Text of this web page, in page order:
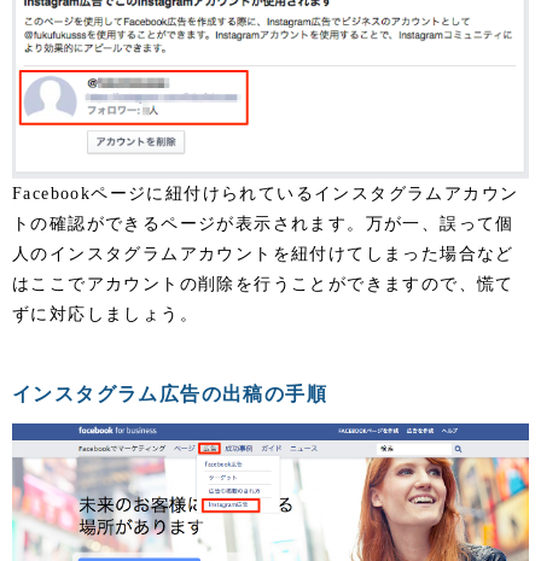
Facebookページに紐付けられているインスタグラムアカウン
トの確認ができるページが表示されます。万が一、誤って個
人のインスタグラムアカウントを紐付けてしまった場合など
はここでアカウントの削除を行うことができますので、慌て
ずに対応しましょう。
インスタグラム広告の出稿の手順